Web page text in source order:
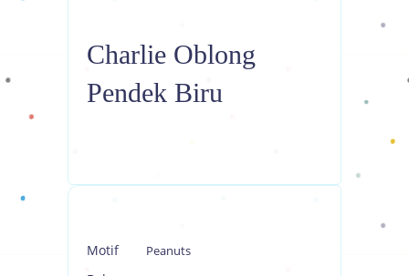
Charlie Oblong
Pendek Biru
Motif Peanuts